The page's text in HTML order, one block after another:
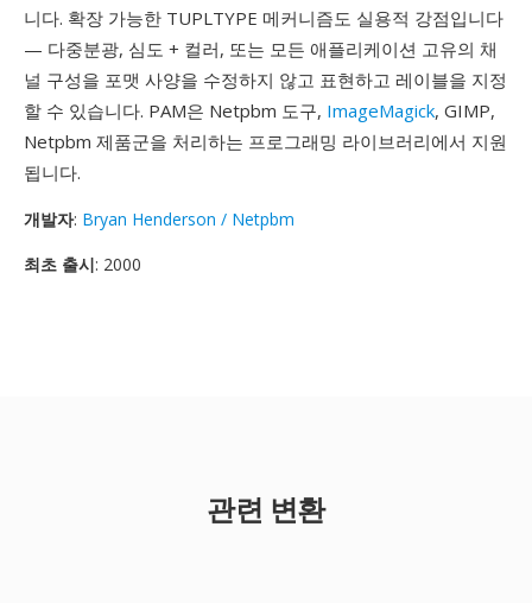
니다. 확장 가능한 TUPLTYPE 메커니즘도 실용적 강점입니다
— 다중분광, 심도 + 컬러, 또는 모든 애플리케이션 고유의 채
널 구성을 포맷 사양을 수정하지 않고 표현하고 레이블을 지정
할 수 있습니다. PAM은 Netpbm 도구, ImageMagick, GIMP,
Netpbm 제품군을 처리하는 프로그래밍 라이브러리에서 지원
됩니다.
개발자: Bryan Henderson / Netpbm
최초 출시: 2000
관련 변환